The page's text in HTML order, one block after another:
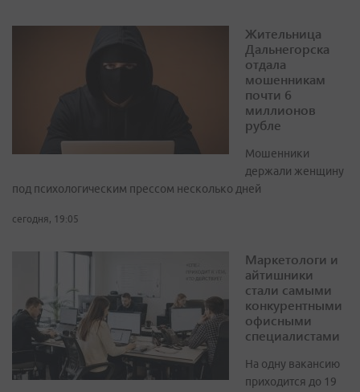
Жительница
Дальнегорска
отдала
мошенникам
почти 6
миллионов
рубле
Мошенники
держали женщину
под психологическим прессом несколько дней
сегодня, 19:05
Маркетологи и
айтишники
стали самыми
конкурентными
офисными
специалистами
На одну вакансию
приходится до 19